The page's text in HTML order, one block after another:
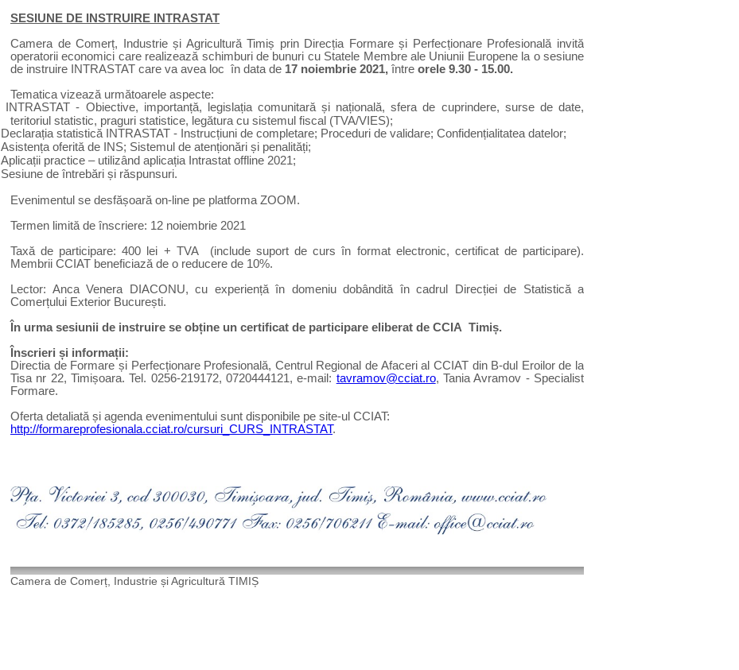
SESIUNE DE INSTRUIRE INTRASTAT
Camera de Comerț, Industrie și Agricultură Timiș prin Direcția Formare și Perfecționare Profesională invită
operatorii economici care realizează schimburi de bunuri cu Statele Membre ale Uniunii Europene la o sesiune
de instruire
INTRASTAT care va avea loc în data de 17 noiembrie 2021, între orele 9.30 - 15.00.
Tematica vizează următoarele aspecte:
INTRASTAT - Obiective, importanță, legislația comunitară și națională, sfera de cuprindere, surse de date,
teritoriul statistic, praguri statistice, legătura cu sistemul fiscal (TVA/VIES);
Declarația statistică INTRASTAT - Instrucțiuni de completare; Proceduri de validare; Confidențialitatea datelor;
Asistența oferită de INS; Sistemul de atenționări și penalități;
Aplicații practice – utilizând aplicația Intrastat offline 2021;
Sesiune de întrebări și răspunsuri.
Evenimentul se desfășoară on-line pe platforma ZOOM.
Termen limită de înscriere: 12 noiembrie 2021
Taxă de participare: 400 lei + TVA (include suport de curs în format electronic, certificat de participare).
Membrii CCIAT beneficiază de o reducere de 10%.
Lector: Anca Venera DIACONU, cu experiență în domeniu dobândită în cadrul Direcției de Statistică a
Comerțului Exterior București.
În urma sesiunii de instruire se obține un certificat de participare eliberat de CCIA Timiș.
Înscrieri și informații:
Directia de Formare și Perfecționare Profesională, Centrul Regional de Afaceri al CCIAT din B-dul Eroilor de la
Tisa nr 22, Timișoara. Tel. 0256-219172, 0720444121, e-mail: tavramov@cciat.ro, Tania Avramov - Specialist
Formare.
Oferta detaliată și agenda evenimentului sunt disponibile pe site-ul CCIAT:
http://formareprofesionala.cciat.ro/cursuri_CURS_INTRASTAT.
Camera de Comerț, Industrie și Agricultură TIMIȘ